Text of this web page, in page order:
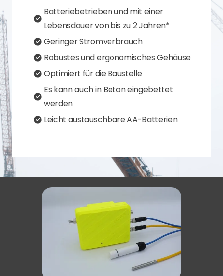
Batteriebetrieben und mit einer
Lebensdauer von bis zu 2 Jahren*
Geringer Stromverbrauch
Robustes und ergonomisches Gehäuse
Optimiert für die Baustelle
Es kann auch in Beton eingebettet
werden
Leicht austauschbare AA-Batterien